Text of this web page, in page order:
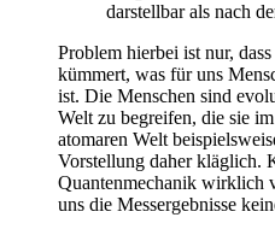
darstellbar als nach
Problem hierbei ist nur,
kümmert, was für uns
ist. Die Menschen sind
Welt zu begreifen, die sie
atomaren Welt
Vorstellung daher kläglich.
Quantenmechanik wirklich
uns die Messergebnisse